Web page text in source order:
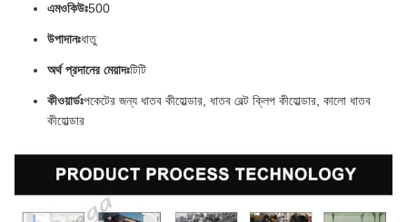
এমওকিউঃ500
উপাদানঃধাতু
অর্থ প্রদানের মেয়াদঃটিটি
কীওয়ার্ডঃপকেটের জন্য ধাতব কীহোল্ডার, ধাতব বেল্ট ক্লিপ কীহোল্ডার, কালো ধাতব
কীহোল্ডার